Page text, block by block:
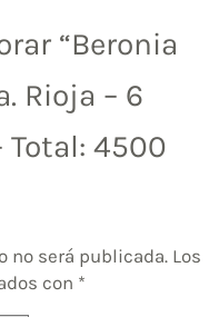
“Beronia
Rioja – 6
4500
no será publicada. Los
con *